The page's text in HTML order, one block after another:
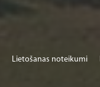
Lietošanas noteikumi